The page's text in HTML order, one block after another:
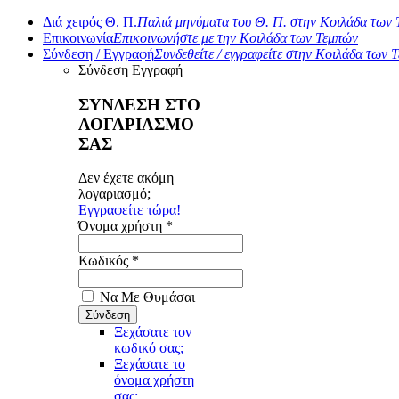
Διά χειρός Θ. Π.Παλιά μηνύματα του Θ. Π. στην Κοιλάδα των
ΕπικοινωνίαΕπικοινωνήστε με την Κοιλάδα των Τεμπών
Σύνδεση / ΕγγραφήΣυνδεθείτε / εγγραφείτε στην Κοιλάδα των
Σύνδεση Εγγραφή
ΣΥΝΔΕΣΗ ΣΤΟ
ΛΟΓΑΡΙΑΣΜΟ
ΣΑΣ
Δεν έχετε ακόμη
λογαριασμό;
Εγγραφείτε τώρα!
Όνομα χρήστη *
Κωδικός *
Να Με Θυμάσαι
Ξεχάσατε τον
κωδικό σας;
Ξεχάσατε το
όνομα χρήστη